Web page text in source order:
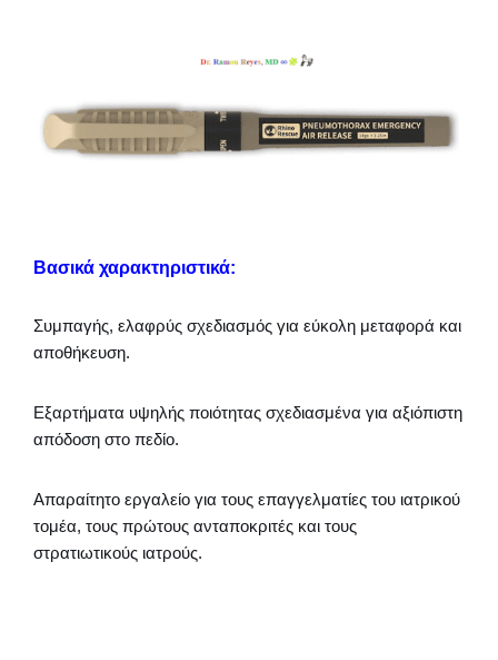
Βασικά χαρακτηριστικά:
Συμπαγής, ελαφρύς σχεδιασμός για εύκολη μεταφορά και
αποθήκευση.
Εξαρτήματα υψηλής ποιότητας σχεδιασμένα για αξιόπιστη
απόδοση στο πεδίο.
Απαραίτητο εργαλείο για τους επαγγελματίες του ιατρικού
τομέα, τους πρώτους ανταποκριτές και τους
στρατιωτικούς ιατρούς.